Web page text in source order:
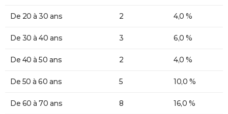
De 20 à 30 ans 2 4,0 %
De 30 à 40 ans 3 6,0 %
De 40 à 50 ans 2 4,0 %
De 50 à 60 ans 5 10,0 %
De 60 à 70 ans 8 16,0 %